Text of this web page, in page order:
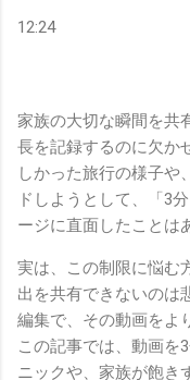
12:24
家族の大切な瞬間を共
長を記録するのに欠か
しかった旅行の様子や
ドしようとして、「3
ージに直面したことは
実は、この制限に悩む
出を共有できないのは
編集で、その動画をよ
この記事では、動画を
ニックや、家族が飽き